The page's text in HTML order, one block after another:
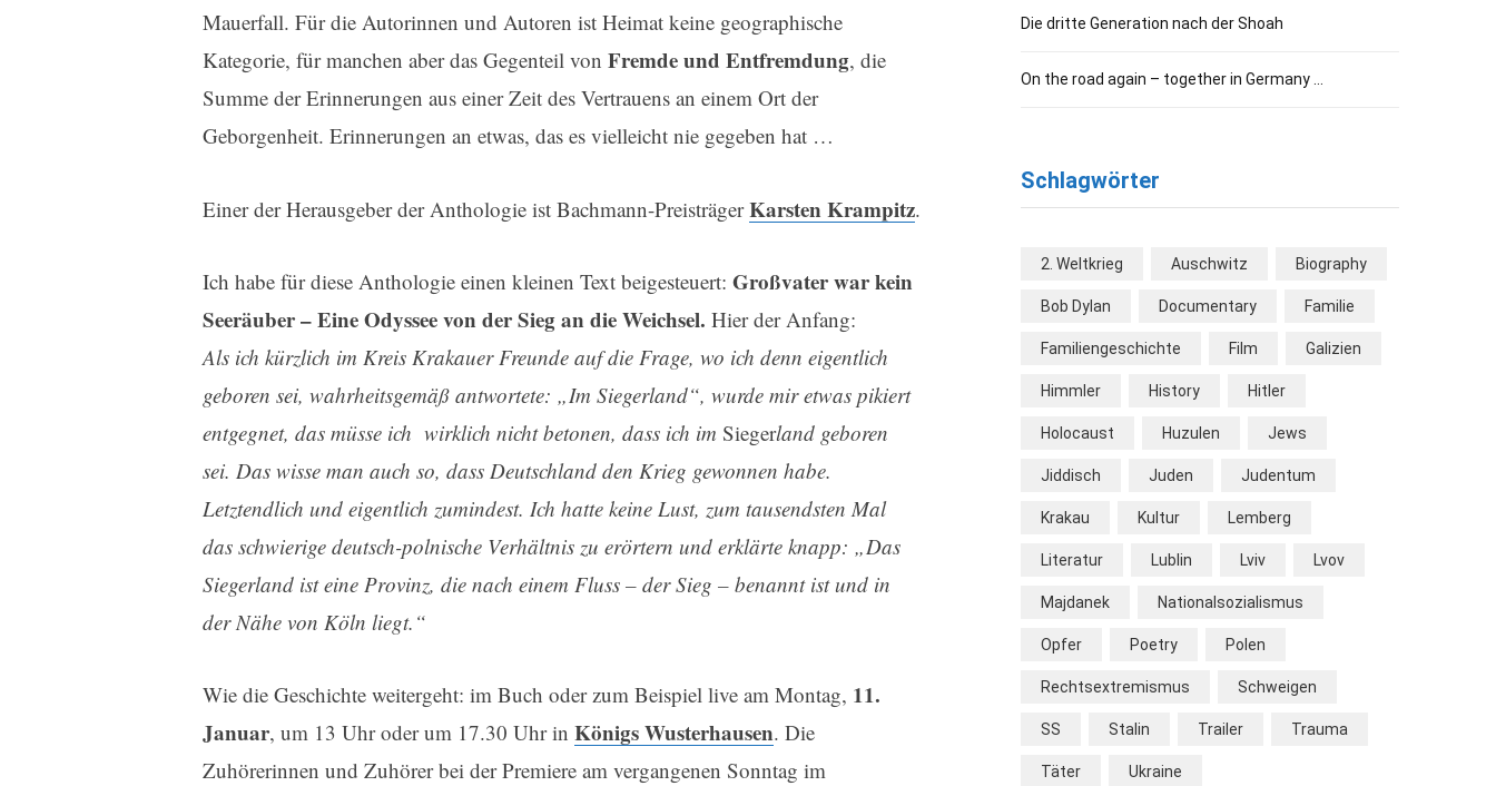
Mauerfall. Für die Autorinnen und Autoren ist Heimat keine geographische
Kategorie, für manchen aber das Gegenteil von Fremde und Entfremdung, die
Summe der Erinnerungen aus einer Zeit des Vertrauens an einem Ort der
Geborgenheit. Erinnerungen an etwas, das es vielleicht nie gegeben hat …
Einer der Herausgeber der Anthologie ist Bachmann-PreisträgerKarsten Krampitz.
Ich habe für diese Anthologie einen kleinen Text beigesteuert: Großvater war kein
Seeräuber – Eine Odyssee von der Sieg an die Weichsel. Hier der Anfang:
Als ich kürzlich im Kreis Krakauer Freunde auf die Frage, wo ich denn eigentlich
geboren sei, wahrheitsgemäß antwortete: „Im Siegerland“, wurde mir etwas pikiert
entgegnet, das müsse ich wirklich nicht betonen, dass ich im Siegerland geboren
sei. Das wisse man auch so, dass Deutschland den Krieg gewonnen habe.
Letztendlich und eigentlich zumindest. Ich hatte keine Lust, zum tausendsten Mal
das schwierige deutsch-polnische Verhältnis zu erörtern und erklärte knapp: „Das
Siegerland ist eine Provinz, die nach einem Fluss – der Sieg – benannt ist und in
der Nähe von Köln liegt.“
Wie die Geschichte weitergeht: im Buch oder zum Beispiel live am Montag, 11.
Januar, um 13 Uhr oder um 17.30 Uhr in Königs Wusterhausen. Die
Zuhörerinnen und Zuhörer bei der Premiere am vergangenen Sonntag im
Die dritte Generation nach der Shoah
On the road again – together in Germany …
Schlagwörter
2. Weltkrieg Auschwitz Biography
Bob Dylan Documentary Familie
Familiengeschichte Film Galizien
Himmler History Hitler
Holocaust Huzulen Jews
Jiddisch Juden Judentum
Krakau Kultur Lemberg
Literatur Lublin Lviv Lvov
Majdanek Nationalsozialismus
Opfer Poetry Polen
Rechtsextremismus Schweigen
SS Stalin Trailer Trauma
Täter Ukraine